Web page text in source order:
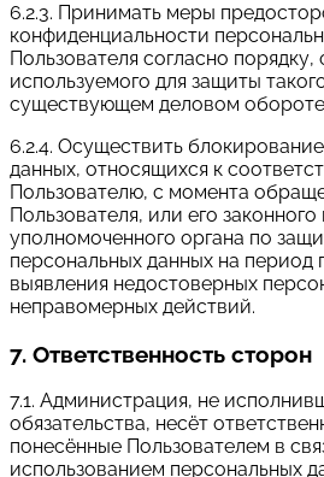
6.2.3. Принимать меры
конфиденциальности
Пользователя согласно порядку,
используемого для защиты
существующем деловом
6.2.4. Осуществить
данных, относящихся к
Пользователю, с момента
Пользователя, или его
уполномоченного органа по
персональных данных на период
выявления недостоверных
неправомерных действий.
7. Ответственность сторон
7.1. Администрация, не
обязательства, несёт
понесённые Пользователем в
использованием персональных